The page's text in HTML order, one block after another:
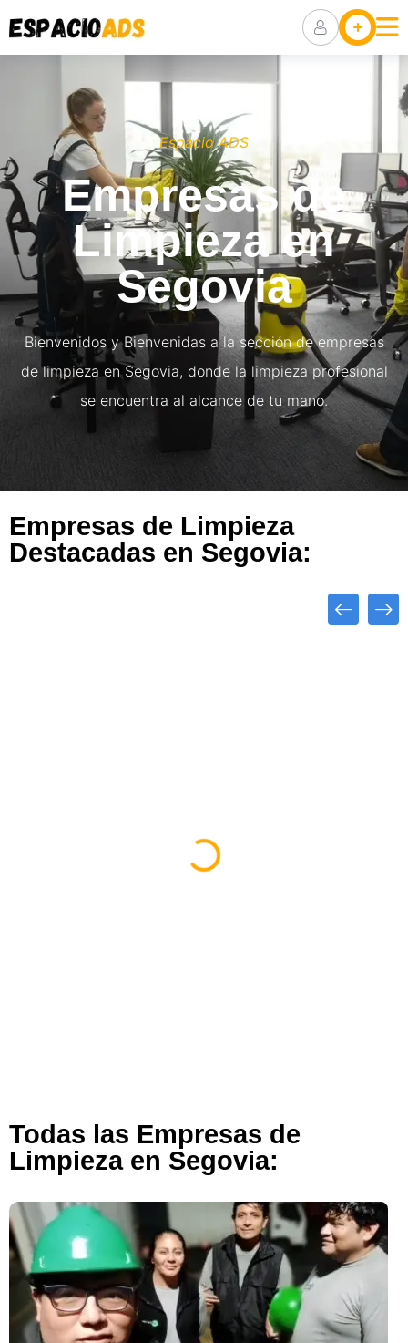
Ubicaciones
Espacio ADS
Empresas de
Limpieza en
Segovia
Bienvenidos y Bienvenidas a la sección de empresas
de limpieza en Segovia, donde la limpieza profesional
se encuentra al alcance de tu mano.
Empresas de Limpieza
Destacadas en Segovia:
Todas las Empresas de
Limpieza en Segovia: